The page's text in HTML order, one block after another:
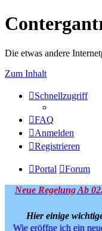
Die etwas andere
Zum Inhalt
Schnellzugriff
FAQ
Anmelden
Registrieren
Portal Forum
Neue Regelung Ab
Hier einige
Wie eröffne ich ein